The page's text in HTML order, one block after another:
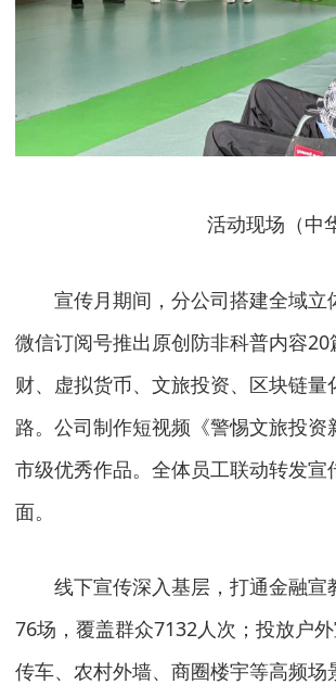
活动现场（中
宣传月期间，分公司搭建全域
微信订阅号推出原创防非科普内容
财、虚拟货币、文旅投资、区块链
路。公司制作短视频《警惕文旅投
市级优秀作品。全体员工联动转发
面。
线下宣传深入基层，打通金融宣
76场，覆盖群众7132人次；投放户
传车、农村外墙、商圈楼宇等高频